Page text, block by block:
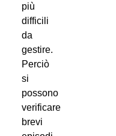
più
difficili
da
gestire.
Perciò
si
possono
verificare
brevi